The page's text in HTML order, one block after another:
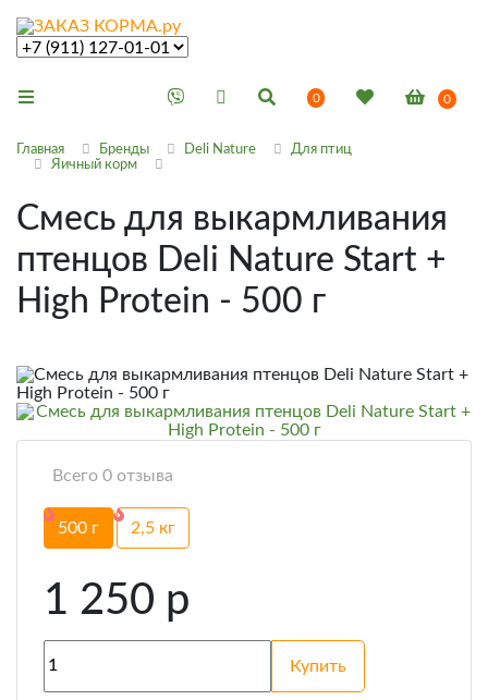
0 0
Главная Бренды Deli Nature
Для птиц
Яичный корм
Смесь для выкармливания
птенцов Deli Nature Start +
High Protein - 500 г
Всего 0 отзыва
500 г 2,5 кг
1 250 p
Купить